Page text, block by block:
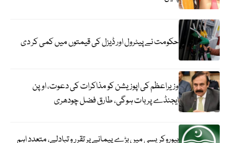
حکومت نے پیٹرول اور ڈیزل کی قیمتوں میں کمی کر دی
وزیراعظم کی اپوزیشن کو مذاکرات کی دعوت، اوپن
ایجنڈے پر بات ہوگی، طارق فضل چودھری
بیوروکریسی میں بڑے پیمانے پر تقرر و تبادلے، متعدد اہم